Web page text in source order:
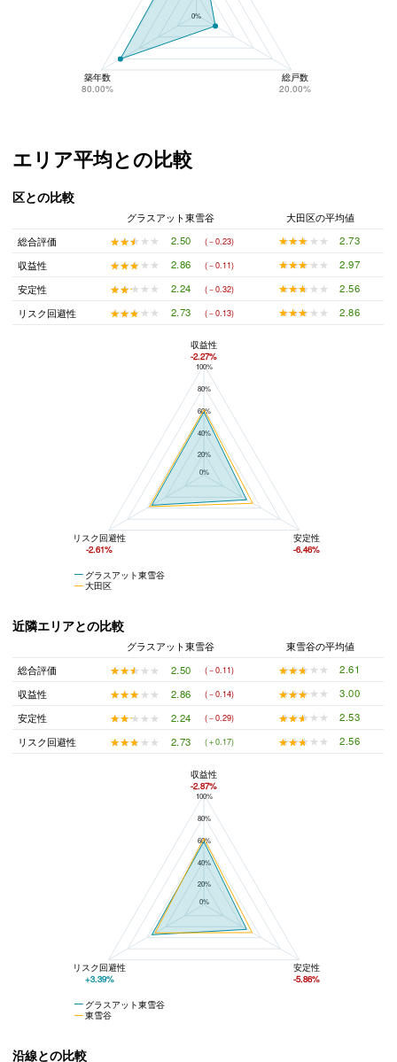
0%
築年数
80.00%
総戸数
20.00%
エリア平均との比較
区との比較
グラスアット東雪谷
大田区の平均値
総合評価
★★★★★
★★★★★ 2.50 (－0.23) ★★★★★
★★★★★
2.73
収益性
★★★★★
★★★★★ 2.86 (－0.11) ★★★★★
★★★★★
2.97
安定性
★★★★★
★★★★★ 2.24 (－0.32) ★★★★★
★★★★★
2.56
リスク回避性
★★★★★
★★★★★ 2.73 (－0.13) ★★★★★
★★★★★ 2.86
100%
80%
60%
40%
20%
0%
グラスアット東雪谷
大田区
収益性
-2.27%
リスク回避性
-2.61%
安定性
-6.46%
近隣エリアとの比較
グラスアット東雪谷
東雪谷の平均値
総合評価
★★★★★
★★★★★ 2.50 (－0.11) ★★★★★
★★★★★
2.61
収益性
★★★★★
★★★★★ 2.86 (－0.14) ★★★★★
★★★★★
3.00
安定性
★★★★★
★★★★★ 2.24 (－0.29) ★★★★★
★★★★★
2.53
リスク回避性
★★★★★
★★★★★ 2.73 (＋0.17) ★★★★★
★★★★★ 2.56
グラスアット東雪谷と東雪谷の平均値の総合評価の比較
100%
80%
60%
40%
20%
0%
グラスアット東雪谷
東雪谷
収益性
-2.87%
リスク回避性
+3.39%
安定性
-5.86%
沿線との比較